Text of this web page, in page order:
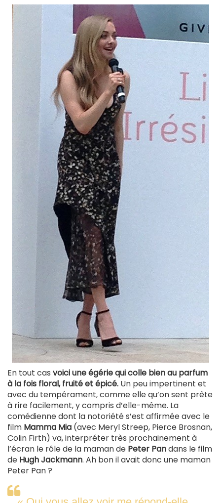
En tout cas voici une égérie qui colle bien au parfum
à la fois floral, fruité et épicé. Un peu impertinent et
avec du tempérament, comme elle qu’on sent prête
à rire facilement, y compris d’elle-même. La
comédienne dont la notoriété s’est affirmée avec le
film Mamma Mia (avec Meryl Streep, Pierce Brosnan,
Colin Firth) va, interpréter très prochainement à
l’écran le rôle de la maman de Peter Pandans le film
de Hugh Jackmann. Ah bon il avait donc une maman
Peter Pan ?